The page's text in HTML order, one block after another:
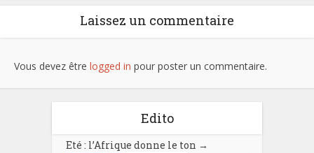
Laissez un commentaire
Vous devez être logged in pour poster un commentaire.
Edito
Eté : l’Afrique donne le ton →